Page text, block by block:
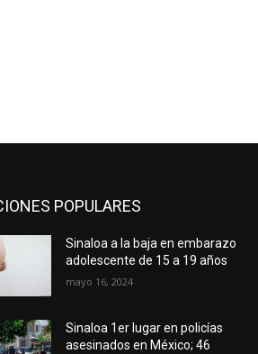
POPULARES
Sinaloa a la baja en embarazo
adolescente de 15 a 19 años
mayo 16, 2024
Sinaloa 1er lugar en policías
asesinados en México; 46